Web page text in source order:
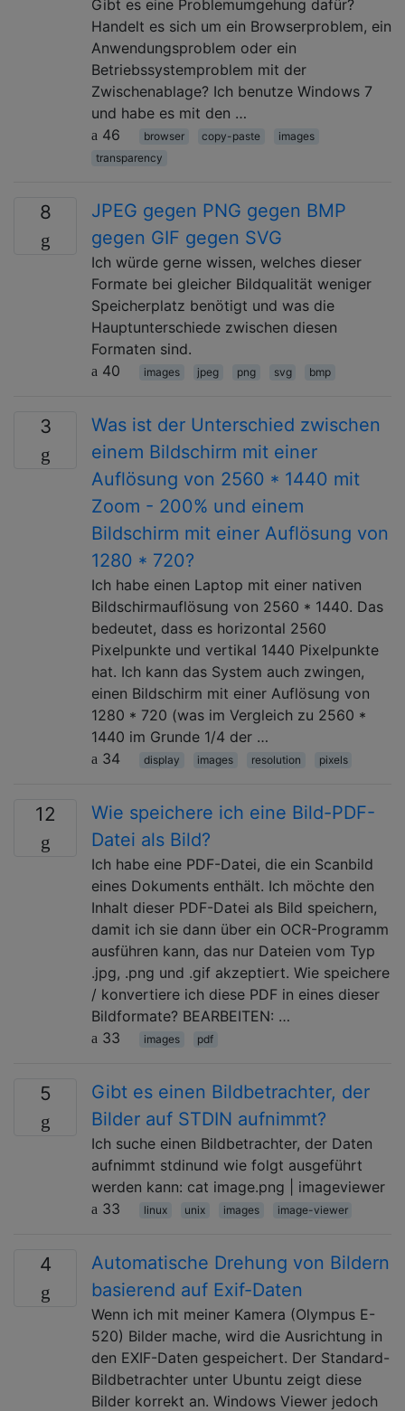
Gibt es eine Problemumgehung dafür?
Handelt es sich um ein Browserproblem, ein
Anwendungsproblem oder ein
Betriebssystemproblem mit der
Zwischenablage? Ich benutze Windows 7
und habe es mit den …
46
browser copy-paste
images
transparency
8
JPEG gegen PNG gegen BMP
gegen GIF gegen SVG
Ich würde gerne wissen, welches dieser
Formate bei gleicher Bildqualität weniger
Speicherplatz benötigt und was die
Hauptunterschiede zwischen diesen
Formaten sind.
40
images jpeg png svg bmp
3
Was ist der Unterschied zwischen
einem Bildschirm mit einer
Auflösung von 2560 * 1440 mit
Zoom - 200% und einem
Bildschirm mit einer Auflösung von
1280 * 720?
Ich habe einen Laptop mit einer nativen
Bildschirmauflösung von 2560 * 1440. Das
bedeutet, dass es horizontal 2560
Pixelpunkte und vertikal 1440 Pixelpunkte
hat. Ich kann das System auch zwingen,
einen Bildschirm mit einer Auflösung von
1280 * 720 (was im Vergleich zu 2560 *
1440 im Grunde 1/4 der …
34
display images resolution pixels
12
Wie speichere ich eine Bild-PDF-
Datei als Bild?
Ich habe eine PDF-Datei, die ein Scanbild
eines Dokuments enthält. Ich möchte den
Inhalt dieser PDF-Datei als Bild speichern,
damit ich sie dann über ein OCR-Programm
ausführen kann, das nur Dateien vom Typ
.jpg, .png und .gif akzeptiert. Wie speichere
/ konvertiere ich diese PDF in eines dieser
Bildformate? BEARBEITEN: …
33
images pdf
5
Gibt es einen Bildbetrachter, der
Bilder auf STDIN aufnimmt?
Ich suche einen Bildbetrachter, der Daten
aufnimmt stdinund wie folgt ausgeführt
werden kann: cat image.png | imageviewer
33
linux unix images image-viewer
4
Automatische Drehung von Bildern
basierend auf Exif-Daten
Wenn ich mit meiner Kamera (Olympus E-
520) Bilder mache, wird die Ausrichtung in
den EXIF-Daten gespeichert. Der Standard-
Bildbetrachter unter Ubuntu zeigt diese
Bilder korrekt an. Windows Viewer jedoch